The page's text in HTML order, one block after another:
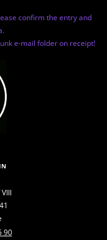
confirm the entry and
e-mail folder on receipt!
90